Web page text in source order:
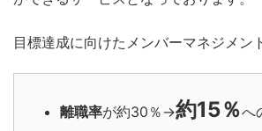
目標達成に向けたメンバーマネジメン
離職率が約30％→約15％へ